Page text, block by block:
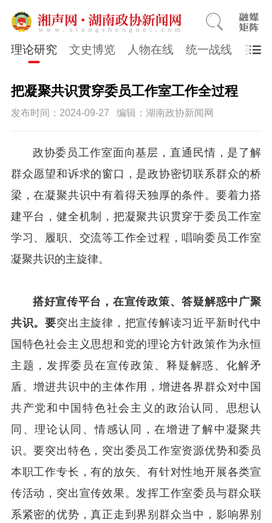
理论研究 文史博览 人物在线 统一战线 芙蓉
把凝聚共识贯穿委员工作室工作全过程
发布时间：2024-09-27 编辑：湖南政协新闻网
政协委员工作室面向基层，直通民情，是了解
群众愿望和诉求的窗口，是政协密切联系群众的桥
梁，在凝聚共识中有着得天独厚的条件。要着力搭
建平台，健全机制，把凝聚共识贯穿于委员工作室
学习、履职、交流等工作全过程，唱响委员工作室
凝聚共识的主旋律。
搭好宣传平台，在宣传政策、答疑解惑中广聚
共识。要突出主旋律，把宣传解读习近平新时代中
国特色社会主义思想和党的理论方针政策作为永恒
主题，发挥委员在宣传政策、释疑解惑、化解矛
盾、增进共识中的主体作用，增进各界群众对中国
共产党和中国特色社会主义的政治认同、思想认
同、理论认同、情感认同，在增进了解中凝聚共
识。要突出特色，突出委员工作室资源优势和委员
本职工作专长，有的放矢、有针对性地开展各类宣
传活动，突出宣传效果。发挥工作室委员与群众联
系紧密的优势，真正走到界别群众当中，影响界别